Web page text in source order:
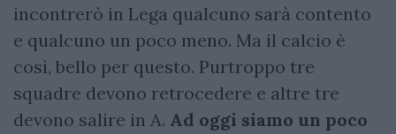
incontrerò in Lega qualcuno sarà contento
e qualcuno un poco meno. Ma il calcio è
così, bello per questo. Purtroppo tre
squadre devono retrocedere e altre tre
devono salire in A. Ad oggi siamo un poco